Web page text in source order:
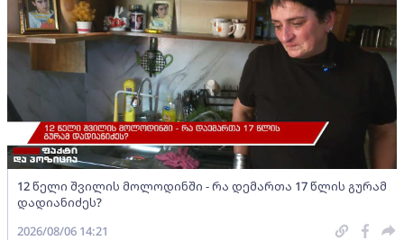
12 წელი შვილის მოლოდინში - რა დემართა 17 წლის გურამ
დადიანიძეს?
2026/08/06 14:21